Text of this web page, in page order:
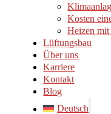
Kosten
Heizen
Lüftungsbau
Über uns
Karriere
Kontakt
Blog
Deutsch